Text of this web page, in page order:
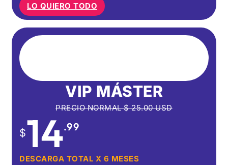
LO QUIERO TODO
VIP MÁSTER
PRECIO NORMAL$25.00USD
$14.99
DESCARGA TOTAL X 6 MESES